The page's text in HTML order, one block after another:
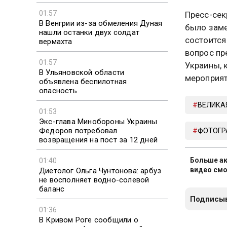
01:57
В Венгрии из-за обмеления Дуная
нашли останки двух солдат
вермахта
01:57
В Ульяновской области
объявлена беспилотная
опасность
01:53
Экс-глава Минобороны Украины
Федоров потребовал
возвращения на пост за 12 дней
01:40
Диетолог Ольга Чунтонова: арбуз
не восполняет водно-солевой
баланс
01:36
В Кривом Роге сообщили о
Пресс-
было
вопрос
Украины,
Больше
видео